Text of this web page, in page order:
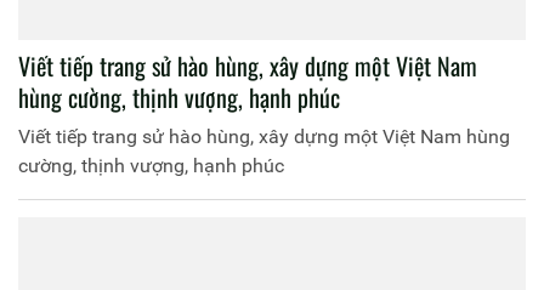
Viết tiếp trang sử hào hùng, xây dựng một Việt Nam
hùng cường, thịnh vượng, hạnh phúc
Viết tiếp trang sử hào hùng, xây dựng một Việt Nam hùng
cường, thịnh vượng, hạnh phúc